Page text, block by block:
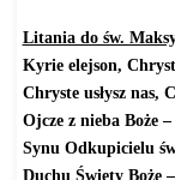
Litania do św.
Kyrie elejson,
Chryste usłysz nas,
Ojcze z nieba Boże
Synu Odkupicielu
Duchu Święty Boże